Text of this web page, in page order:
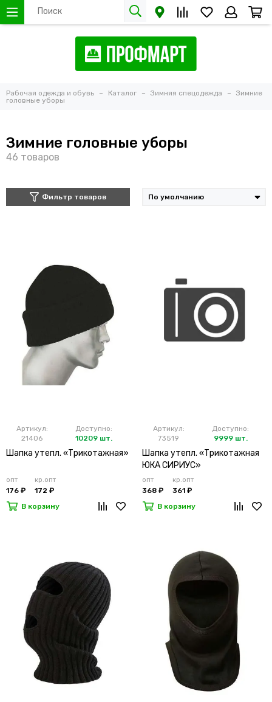
Рабочая одежда и обувь Каталог Зимняя спецодежда
Зимние
головные уборы
Зимние головные уборы
Фильтр товаров
Артикул:
21406
Доступно:
10209 шт.
Шапка утепл. «Трикотажная»
опт
176 ₽
кр.опт
172 ₽
В корзину
Артикул:
73519
Доступно:
9999 шт.
Шапка утепл. «Трикотажная
ЮКА СИРИУС»
опт
368 ₽
кр.опт
361 ₽
В корзину